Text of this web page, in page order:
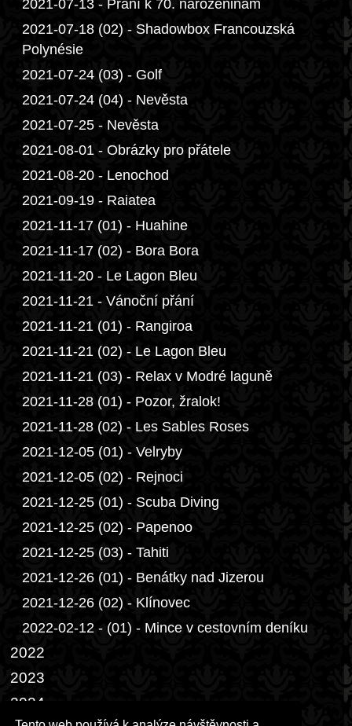
2021-07-13 - Přání k 70. narozeninám
2021-07-18 (02) - Shadowbox Francouzská
Polynésie
2021-07-24 (03) - Golf
2021-07-24 (04) - Nevěsta
2021-07-25 - Nevěsta
2021-08-01 - Obrázky pro přátele
2021-08-20 - Lenochod
2021-09-19 - Raiatea
2021-11-17 (01) - Huahine
2021-11-17 (02) - Bora Bora
2021-11-20 - Le Lagon Bleu
2021-11-21 - Vánoční přání
2021-11-21 (01) - Rangiroa
2021-11-21 (02) - Le Lagon Bleu
2021-11-21 (03) - Relax v Modré laguně
2021-11-28 (01) - Pozor, žralok!
2021-11-28 (02) - Les Sables Roses
2021-12-05 (01) - Velryby
2021-12-05 (02) - Rejnoci
2021-12-25 (01) - Scuba Diving
2021-12-25 (02) - Papenoo
2021-12-25 (03) - Tahiti
2021-12-26 (01) - Benátky nad Jizerou
2021-12-26 (02) - Klínovec
2022-02-12 - (01) - Mince v cestovním deníku
2022
2023
2024